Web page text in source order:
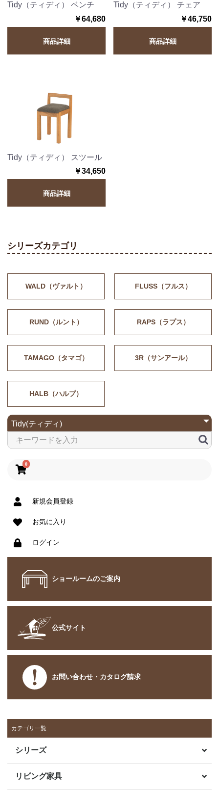
0
新規会員登録
お気に入り
ログイン
ショールームのご案内
公式サイト
お問い合わせ・カタログ請求
カテゴリ一覧
シリーズ
リビング家具
Tidy（ティディ） ベンチ
￥64,680
商品詳細
Tidy（ティディ） チェア
￥46,750
商品詳細
Tidy（ティディ） スツール
￥34,650
商品詳細
シリーズカテゴリ
WALD（ヴァルト） FLUSS（フルス）
RUND（ルント） RAPS（ラプス）
TAMAGO（タマゴ） 3R（サンアール）
HALB（ハルプ）